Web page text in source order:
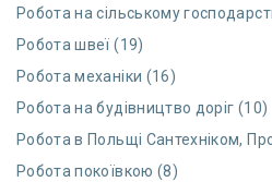
Робота на сільському
Робота швеї (19)
Робота механіки (16)
Робота на будівництво доріг (10)
Робота в Польщі Сантехніком,
Робота покоївкою (8)